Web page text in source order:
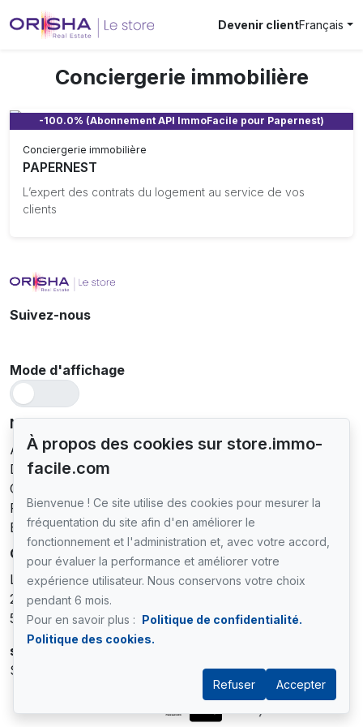
Devenir clientFrançais
Conciergerie immobilière
-100.0% (Abonnement API ImmoFacile pour Papernest)
Conciergerie immobilière
PAPERNEST
L’expert des contrats du logement au service de vos
clients
Suivez-nous
Mode d'affichage
Navigation rapide
Accueil
Devenir client
Contact
FAQ
Blog
Contact
Le store IMMOFACILE par IMMO SQUARE
28 Rue Pasteur
57000 METZ
store.immofacile@immosquare.com
Service à la clientèle
+33 3 87 49 39 01
À propos des cookies sur store.immo-
facile.com
Bienvenue ! Ce site utilise des cookies pour mesurer la
fréquentation du site afin d'en améliorer le
fonctionnement et l'administration et, avec votre accord,
pour évaluer la performance et améliorer votre
expérience utilisateur. Nous conservons votre choix
pendant 6 mois.
Pour en savoir plus : Politique de confidentialité.
Politique des cookies.
Refuser Accepter